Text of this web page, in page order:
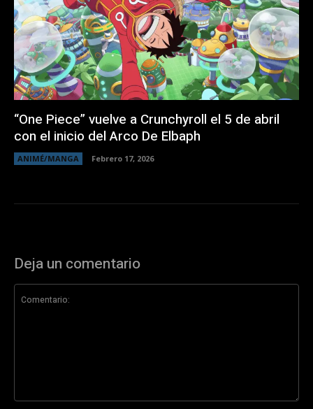
“One Piece” vuelve a Crunchyroll el 5 de abril
con el inicio del Arco De Elbaph
ANIMÉ/MANGA Febrero 17, 2026
Deja un comentario